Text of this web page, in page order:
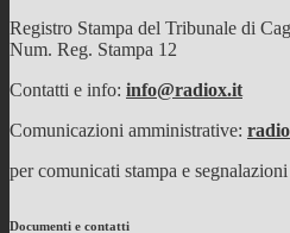
Registro Stampa del Tribunale di
Num. Reg. Stampa 12
Contatti e info: info@radiox.it
Comunicazioni amministrative:
per comunicati stampa e
Documenti e contatti